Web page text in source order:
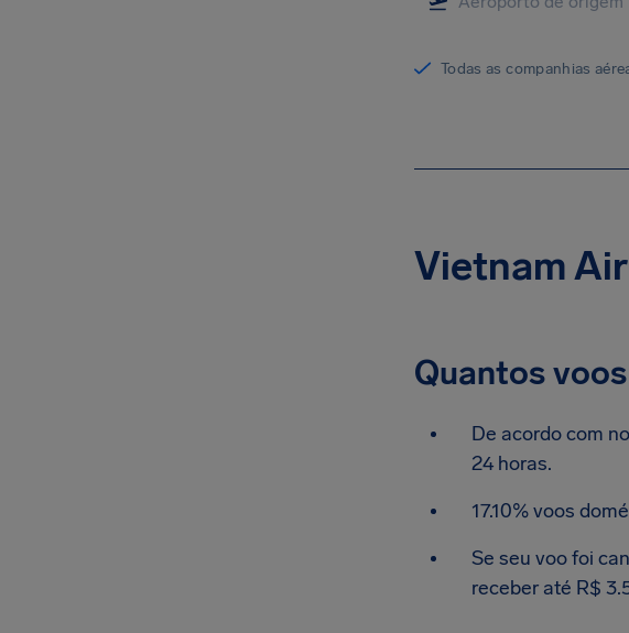
Todas as companhias
Vietnam
Quantos
De acordo com
24 horas.
17.10% voos
Se seu voo foi
receber até R$